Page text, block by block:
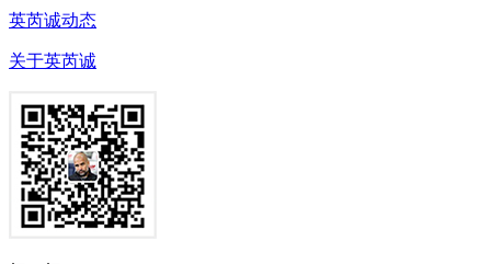
英芮诚动态
关于英芮诚